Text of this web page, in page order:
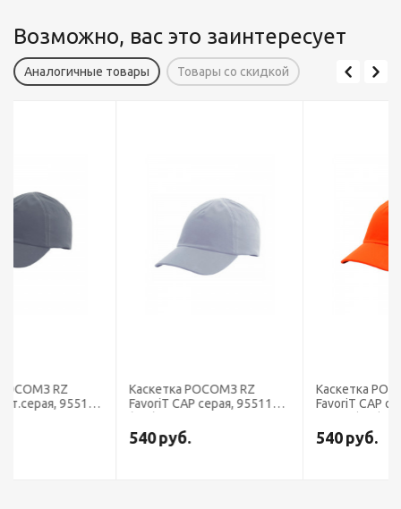
Возможно, вас это заинтересует
Аналогичные товары Товары со скидкой
Каскетка РОСОМЗ RZ
FavoriT CAP серая, 95511
Каскетка РОСОМЗ RZ
FavoriT CAP оранжевая,